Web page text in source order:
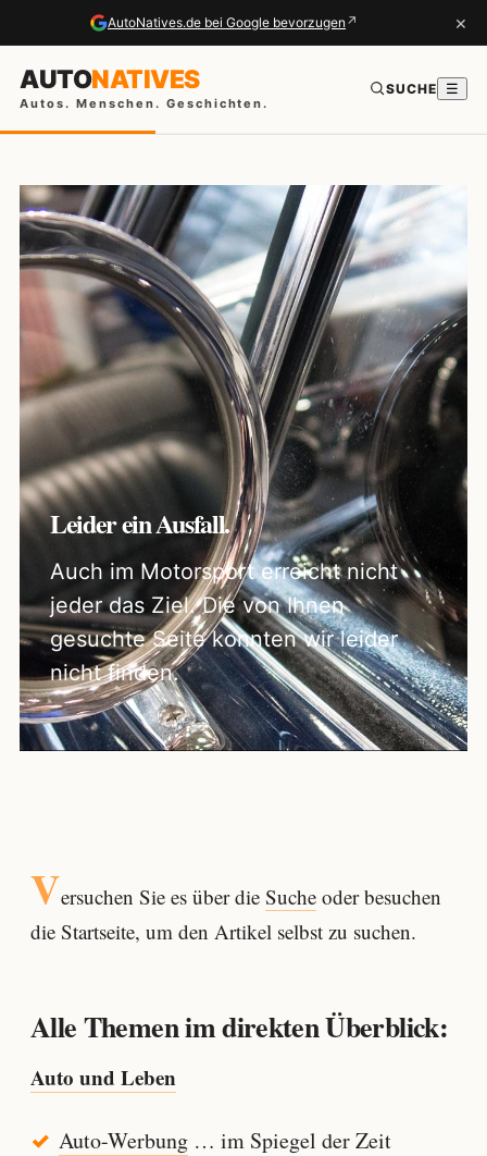
AutoNatives.de bei Google bevorzugen ↗ ×
AUTONATIVES
Autos. Menschen. Geschichten.
SUCHE ☰
Leider ein Ausfall.
Auch im Motorsport erreicht nicht
jeder das Ziel. Die von Ihnen
gesuchte Seite konnten wir leider
nicht finden.
Versuchen Sie es über die Sucheoder besuchen
die Startseite, um den Artikel selbst zu suchen.
Alle Themen im direkten Überblick:
Auto und Leben
Auto-Werbung… im Spiegel der Zeit